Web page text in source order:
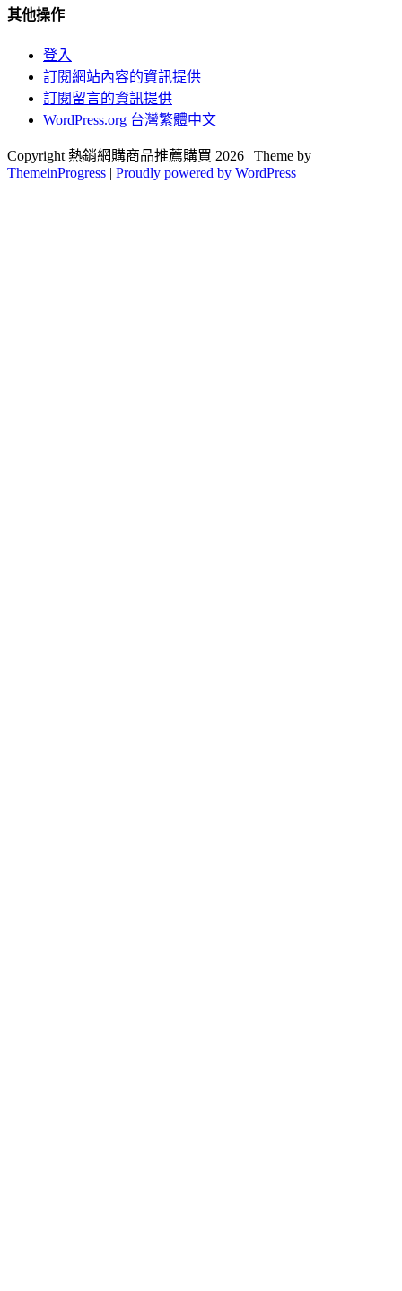
其他操作
登入
訂閱網站內容的資訊提供
訂閱留言的資訊提供
WordPress.org 台灣繁體中文
Copyright 熱銷網購商品推薦購買 2026 | Theme by
ThemeinProgress | Proudly powered by WordPress